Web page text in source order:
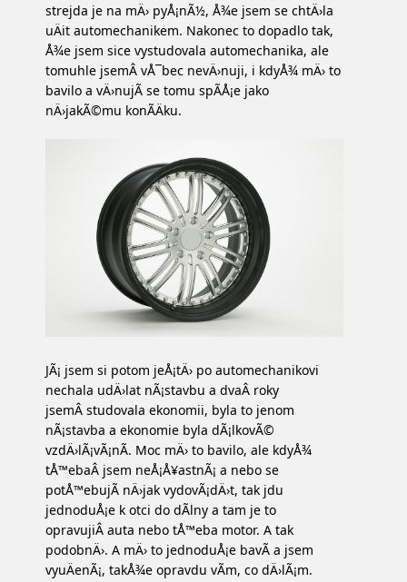
strejda je na mÄ› pyÅ¡nÃ½, Å¾e jsem se chtÄ›la
uÄit automechanikem. Nakonec to dopadlo tak,
Å¾e jsem sice vystudovala automechanika, ale
tomuhle jsemÂ vÅ¯bec nevÄ›nuji, i kdyÅ¾ mÄ› to
bavilo a vÄ›nujÃ­ se tomu spÃ­Å¡e jako
nÄ›jakÃ©mu konÃ­Äku.
JÃ¡ jsem si potom jeÅ¡tÄ› po automechanikovi
nechala udÄ›lat nÃ¡stavbu a dvaÂ roky
jsemÂ studovala ekonomii, byla to jenom
nÃ¡stavba a ekonomie byla dÃ¡lkovÃ©
vzdÄ›lÃ¡vÃ¡nÃ­. Moc mÄ› to bavilo, ale kdyÅ¾
tÅ™ebaÂ jsem neÅ¡Å¥astnÃ¡ a nebo se
potÅ™ebujÃ­ nÄ›jak vydovÃ¡dÄ›t, tak jdu
jednoduÅ¡e k otci do dÃ­lny a tam je to
opravujiÂ auta nebo tÅ™eba motor. A tak
podobnÄ›. A mÄ› to jednoduÅ¡e bavÃ­ a jsem
vyuÄenÃ¡, takÅ¾e opravdu vÃ­m, co dÄ›lÃ¡m.